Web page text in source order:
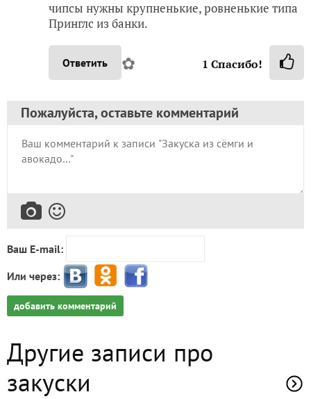
чипсы нужны крупненькие, ровненькие типа
Принглс из банки.
Ответить ✿ 1 Спасибо!
Пожалуйста, оставьте комментарий
Ваш E-mail:
Или через:
добавить комментарий
Другие записи про
закуски